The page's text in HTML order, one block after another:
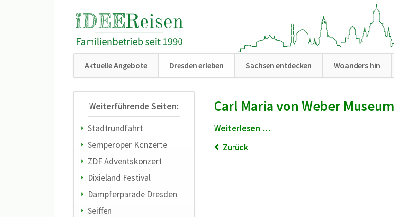
Aktuelle Angebote Dresden erleben Sachsen entdecken Woanders hin
Carl Maria von Weber Museum
Weiterlesen …
Zurück
Weiterführende Seiten:
Stadtrundfahrt
Semperoper Konzerte
ZDF Adventskonzert
Dixieland Festival
Dampferparade Dresden
Seiffen